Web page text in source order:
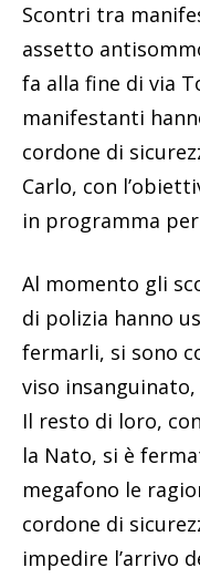
Scontri tra
assetto
fa alla fine di via
manifestanti
cordone di
Carlo, con
in programma
Al momento gli
di polizia hanno
fermarli, si sono
viso
Il resto di loro,
la Nato, si è
megafono le
cordone di
impedire l’arrivo